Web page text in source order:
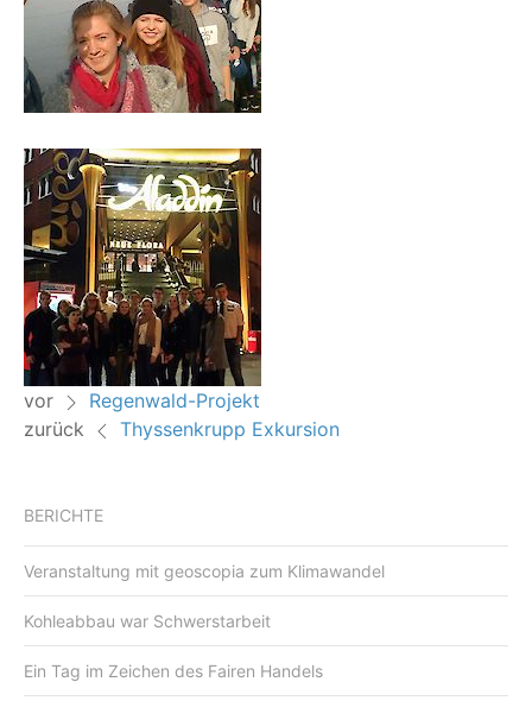
vor
Regenwald-Projekt
zurück
Thyssenkrupp Exkursion
BERICHTE
Veranstaltung mit geoscopia zum Klimawandel
Kohleabbau war Schwerstarbeit
Ein Tag im Zeichen des Fairen Handels